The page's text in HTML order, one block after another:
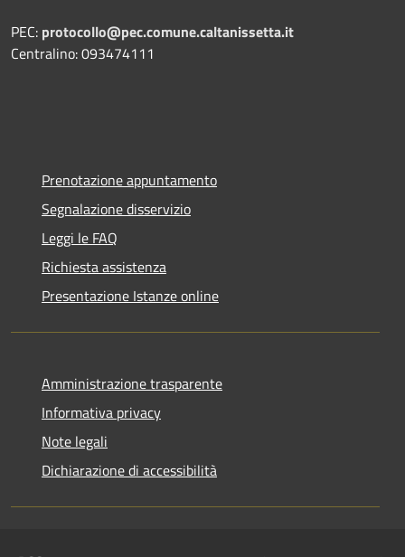
PEC: protocollo@pec.comune.caltanissetta.it
Centralino: 093474111
Prenotazione appuntamento
Segnalazione disservizio
Leggi le FAQ
Richiesta assistenza
Presentazione Istanze online
Amministrazione trasparente
Informativa privacy
Note legali
Dichiarazione di accessibilità